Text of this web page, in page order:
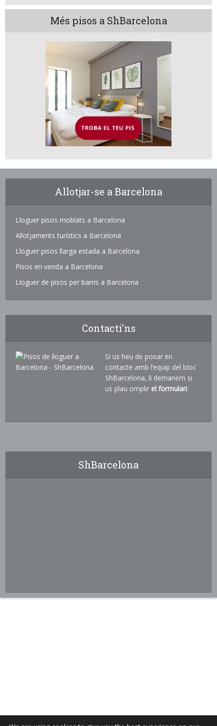
Més pisos a ShBarcelona
Allotjar-se a Barcelona
Lloguer pisos moblats a Barcelona
Allotjaments turístics a Barcelona
Lloguer pisos llarga estada a Barcelona
Pisos en venda a Barcelona
Lloguer de pisos per barris a Barcelona
Contacti’ns
Si us heu de posar en
contacte amb l’equip del bloc
ShBarcelona, li demanem si
us plau omplir el formulari.
ShBarcelona